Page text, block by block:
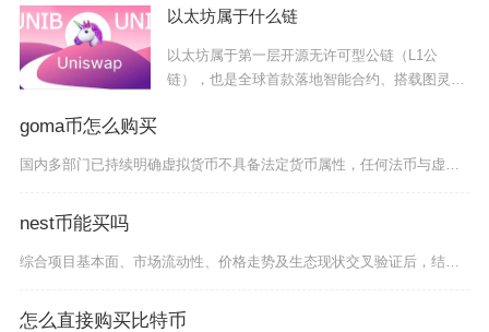
以太坊属于什么链
以太坊属于第一层开源无许可型公链（L1公
链），也是全球首款落地智能合约、搭载图灵完
goma币怎么购买
nest币能买吗
怎么直接购买比特币